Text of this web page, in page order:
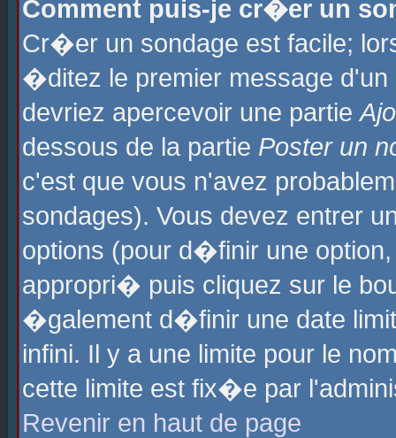
Comment puis-je cr�er un
Cr�er un sondage est facile;
�ditez le premier message
devriez apercevoir une partie
dessous de la partie Poster un
c'est que vous n'avez
sondages). Vous devez entrer
options (pour d�finir une
appropri� puis cliquez sur le
�galement d�finir une date
infini. Il y a une limite pour le
cette limite est fix�e par
Revenir en haut de page